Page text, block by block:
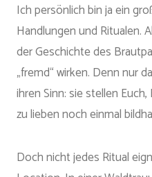
Ich persönlich bin ja ein
Handlungen und Ritualen.
der Geschichte des
„fremd“ wirken. Denn nur
ihren Sinn: sie stellen
zu lieben noch einmal
Doch nicht jedes Ritual